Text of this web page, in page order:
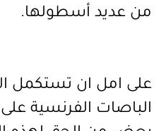
من عديد أسطولها.
على امل ان تستكمل
الباصات الفرنسية